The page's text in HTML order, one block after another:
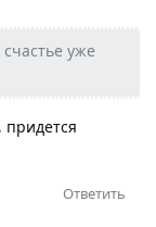
уже
придется
Ответить